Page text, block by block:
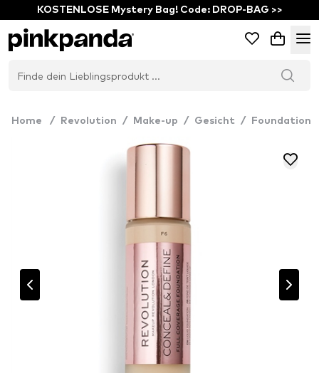
KOSTENLOSE Mystery Bag! Code: DROP-BAG >>
Home / Revolution / Make-up / Gesicht / Foundation